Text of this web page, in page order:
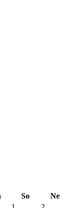
So
Ne